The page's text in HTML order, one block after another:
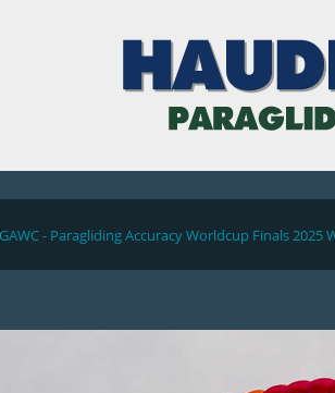
- Paragliding Accuracy Worldcup Finals 2025